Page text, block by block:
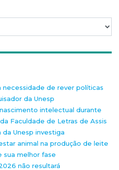
necessidade de rever políticas
da Unesp
intelectual durante
Faculdade de Letras de Assis
Unesp investiga
animal na produção de leite
sua melhor fase
não resultará